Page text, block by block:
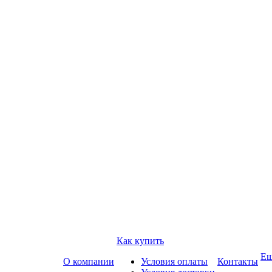
О компании
Как купить
Условия оплаты
Контакты